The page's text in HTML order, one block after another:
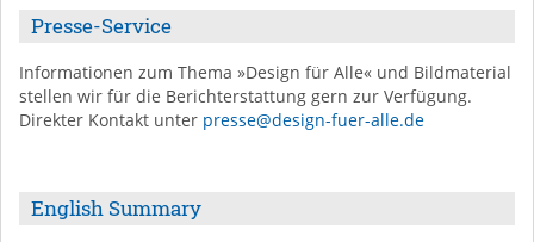
Presse-Service
Informationen zum Thema »Design für Alle« und Bildmaterial
stellen wir für die Berichterstattung gern zur Verfügung.
Direkter Kontakt unter presse@design-fuer-alle.de
English Summary